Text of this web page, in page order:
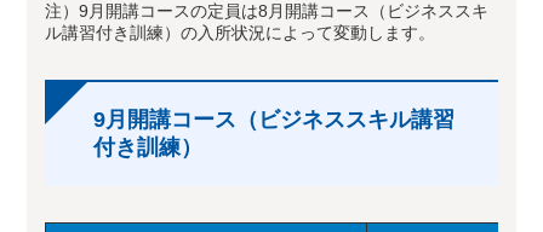
注）9月開講コースの定員は8月開講コース（ビジネススキ
ル講習付き訓練）の入所状況によって変動します。
9月開講コース（ビジネススキル講習
付き訓練）